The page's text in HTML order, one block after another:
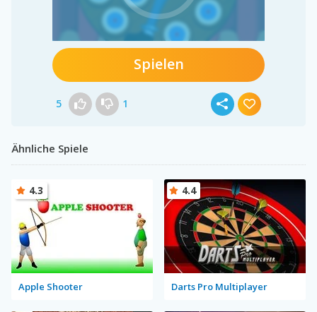
Spielen
5 1
Ähnliche Spiele
Apple Shooter
4.3
Darts Pro Multiplayer
4.4